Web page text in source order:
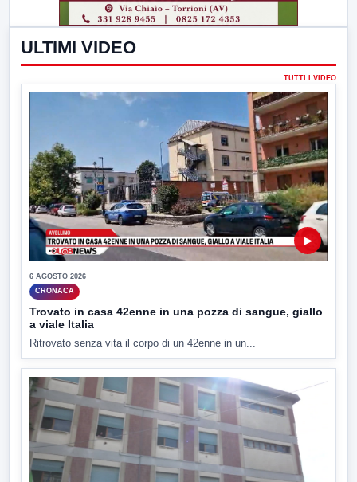
ULTIMI VIDEO
TUTTI I VIDEO
▶
6 AGOSTO 2026
CRONACA
Trovato in casa 42enne in una pozza di sangue, giallo
a viale Italia
Ritrovato senza vita il corpo di un 42enne in un...